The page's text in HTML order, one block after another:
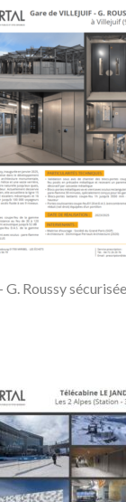
Roussy